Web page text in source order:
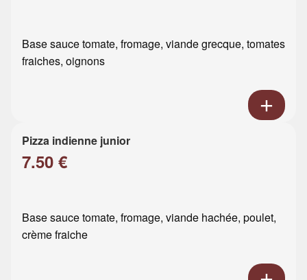
Base sauce tomate, fromage, viande grecque, tomates
fraiches, oignons
Pizza indienne junior
7.50 €
Base sauce tomate, fromage, viande hachée, poulet,
crème fraiche